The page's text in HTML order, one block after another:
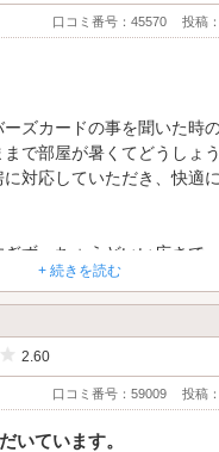
口コミ番号：45570 投稿
ズカードの事を聞いた時
で部屋が暑くてどうしょ
に対応していただき、快適
ず、ちょうどいい広さで
いました。
だきます。
+ 続きを読む
5つ星のうち2.5
2.60
口コミ番号：59009 投稿
いています。